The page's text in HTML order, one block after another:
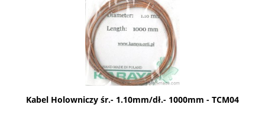
Kabel Holowniczy śr.- 1.10mm/dł.- 1000mm - TCM04